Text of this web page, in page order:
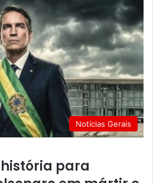
Notícias Gerais
para